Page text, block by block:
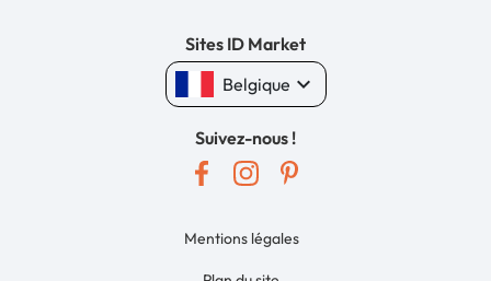
Sites ID Market
Belgique keyboard_arrow_down
Suivez-nous !
Mentions légales